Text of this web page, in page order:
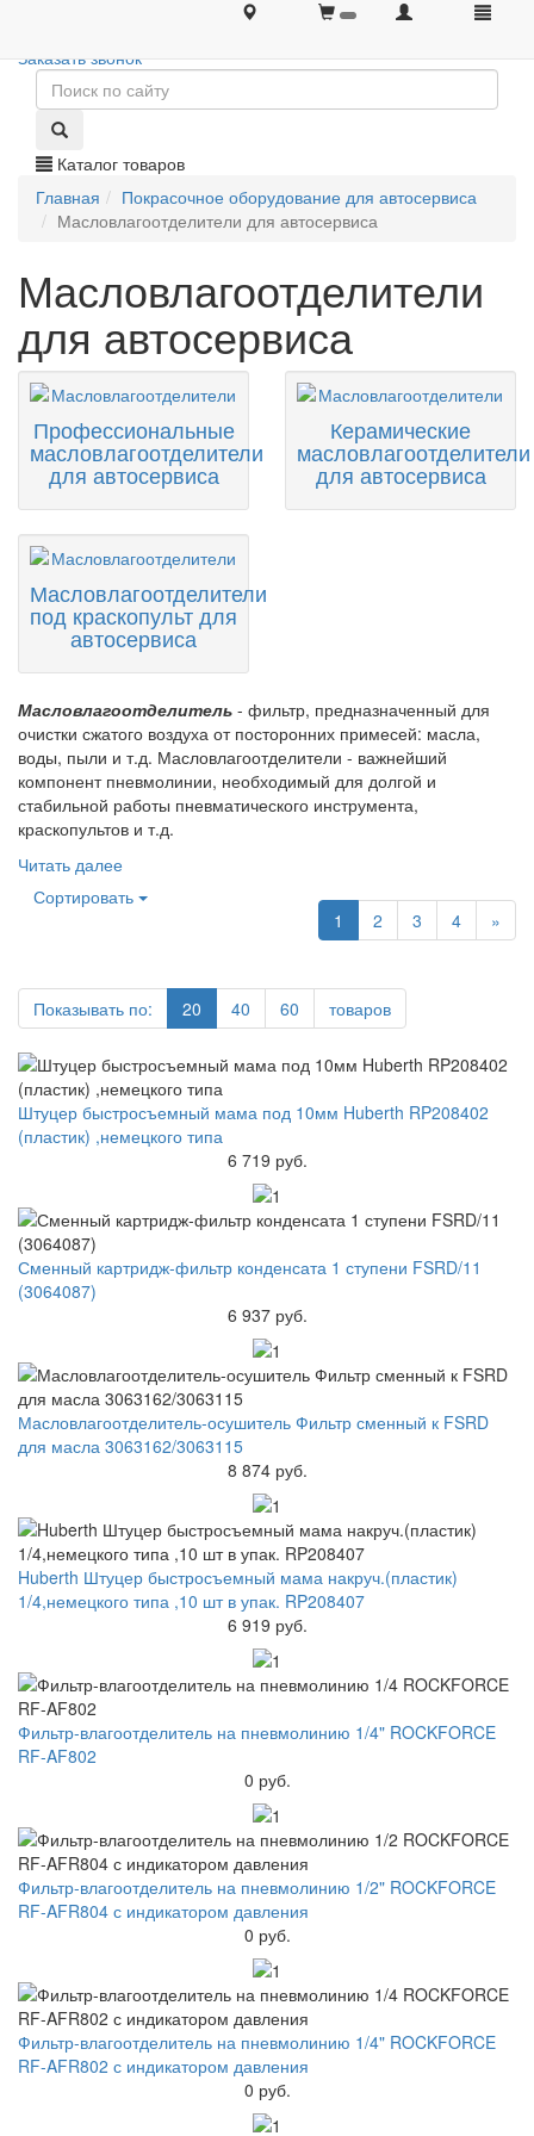
+7 (495) 646-08-66 +7 (495) 646-08-66
Заказать звонок
Каталог товаров
Главная
Покрасочное оборудование для автосервиса
Масловлагоотделители для автосервиса
Масловлагоотделители
для автосервиса
Профессиональные
масловлагоотделители
для автосервиса
Керамические
масловлагоотделители
для автосервиса
Масловлагоотделители
под краскопульт для
автосервиса
Масловлагоотделитель - фильтр, предназначенный для
очистки сжатого воздуха от посторонних примесей: масла,
воды, пыли и т.д. Масловлагоотделители - важнейший
компонент пневмолинии, необходимый для долгой и
стабильной работы пневматического инструмента,
краскопультов и т.д.
Читать далее
Сортировать
1
2 3 4 »
Показывать по: 20 40 60 товаров
Штуцер быстросъемный мама под 10мм Huberth RP208402
(пластик) ,немецкого типа
6 719 руб.
Сменный картридж-фильтр конденсата 1 ступени FSRD/11
(3064087)
6 937 руб.
Масловлагоотделитель-осушитель Фильтр сменный к FSRD
для масла 3063162/3063115
8 874 руб.
Huberth Штуцер быстросъемный мама накруч.(пластик)
1/4,немецкого типа ,10 шт в упак. RP208407
6 919 руб.
Фильтр-влагоотделитель на пневмолинию 1/4" ROCKFORCE
RF-AF802
0 руб.
Фильтр-влагоотделитель на пневмолинию 1/2" ROCKFORCE
RF-AFR804 с индикатором давления
0 руб.
Фильтр-влагоотделитель на пневмолинию 1/4" ROCKFORCE
RF-AFR802 с индикатором давления
0 руб.